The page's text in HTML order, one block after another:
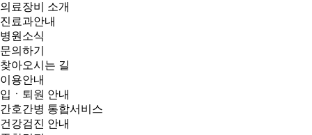
의료장비 소개
진료과안내
병원소식
문의하기
찾아오시는 길
이용안내
입ㆍ퇴원 안내
간호간병 통합서비스
건강검진 안내